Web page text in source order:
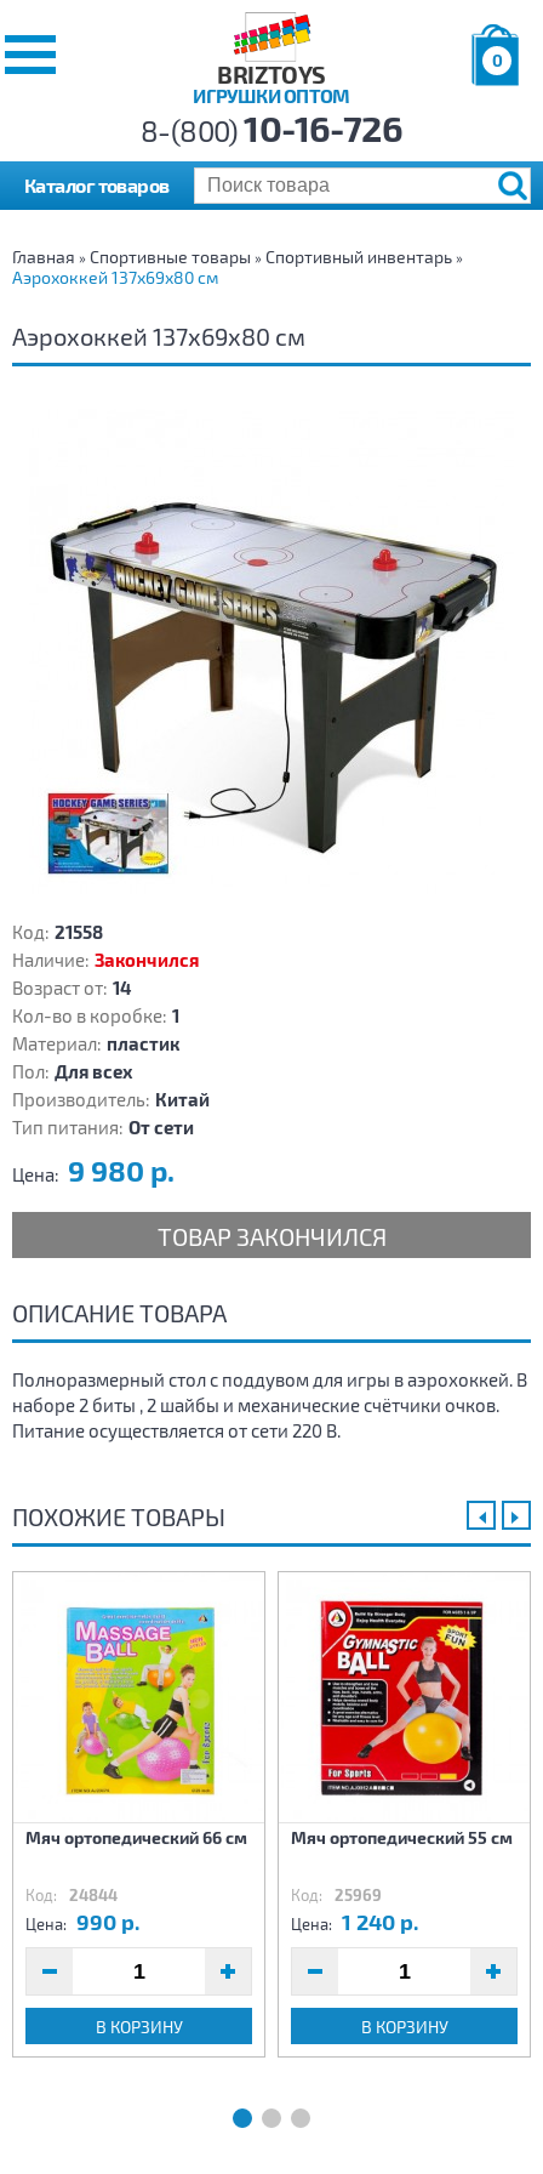
BRIZTOYS
ИГРУШКИ ОПТОМ
0
р.
8-(800)10-16-726
Каталог товаров
Главная » Спортивные товары » Спортивный инвентарь »
Аэрохоккей 137х69х80 см
Аэрохоккей 137х69х80 см
Код: 21558
Наличие: Закончился
Возраст от: 14
Кол-во в коробке: 1
Материал: пластик
Пол: Для всех
Производитель: Китай
Тип питания: От сети
Цена: 9 980 р.
ТОВАР ЗАКОНЧИЛСЯ
ОПИСАНИЕ ТОВАРА
Полноразмерный стол с поддувом для игры в аэрохоккей. В
наборе 2 биты , 2 шайбы и механические счётчики очков.
Питание осуществляется от сети 220 В.
ПОХОЖИЕ ТОВАРЫ
Мяч ортопедический 66 см
Код: 24844
Цена: 990 р.
В КОРЗИНУ
Мяч ортопедический 55 см
Код: 25969
Цена: 1 240 р.
В КОРЗИНУ